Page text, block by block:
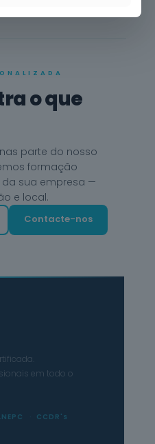
o que
parte do nosso
formação
sua empresa —
e local.
Contacte-nos
em todo o
CCDR's